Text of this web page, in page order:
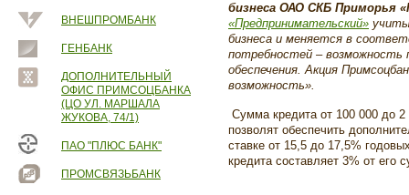
ВНЕШПРОМБАНК
ГЕНБАНК
ДОПОЛНИТЕЛЬНЫЙ
ОФИС ПРИМСОЦБАНКА
(ЦО УЛ. МАРШАЛА
ЖУКОВА, 74/1)
ПАО "ПЛЮС БАНК"
ПРОМСВЯЗЬБАНК
бизнеса ОАО СКБ Приморья
«Предпринимательский»
бизнеса и меняется в
потребностей – возможность
обеспечения. Акция
возможность».
Сумма кредита от 100 000 до
позволят обеспечить
ставке от 15,5 до 17,5%
кредита составляет 3% от его